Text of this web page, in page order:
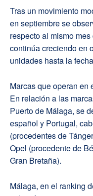
Tras un movimiento
en septiembre se
respecto al mismo
continúa creciendo en
unidades hasta la
Marcas que operan en
En relación a las
Puerto de Málaga, se
español y Portugal,
(procedentes de
Opel (procedente de
Gran Bretaña).
Málaga, en el ranking